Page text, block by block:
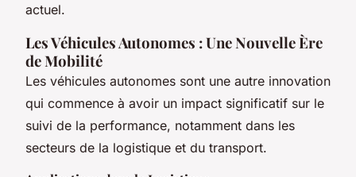
actuel.
Les Véhicules Autonomes : Une Nouvelle Ère
de Mobilité
Les véhicules autonomes sont une autre innovation
qui commence à avoir un impact significatif sur le
suivi de la performance, notamment dans les
secteurs de la logistique et du transport.